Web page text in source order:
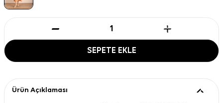
SEPETE EKLE
Ürün Açıklaması